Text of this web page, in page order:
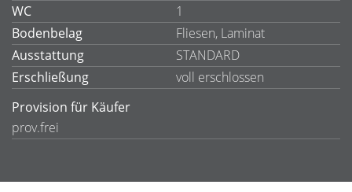
WC
1
Bodenbelag
Fliesen, Laminat
Ausstattung
STANDARD
Erschließung
voll erschlossen
Provision für Käufer
prov.frei